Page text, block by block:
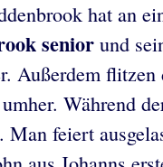
hat an
senior und
Außerdem
Während
feiert